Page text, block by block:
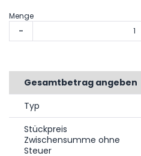
Menge
-
Gesamtbetrag angeben
Typ
Stückpreis
Zwischensumme ohne
Steuer